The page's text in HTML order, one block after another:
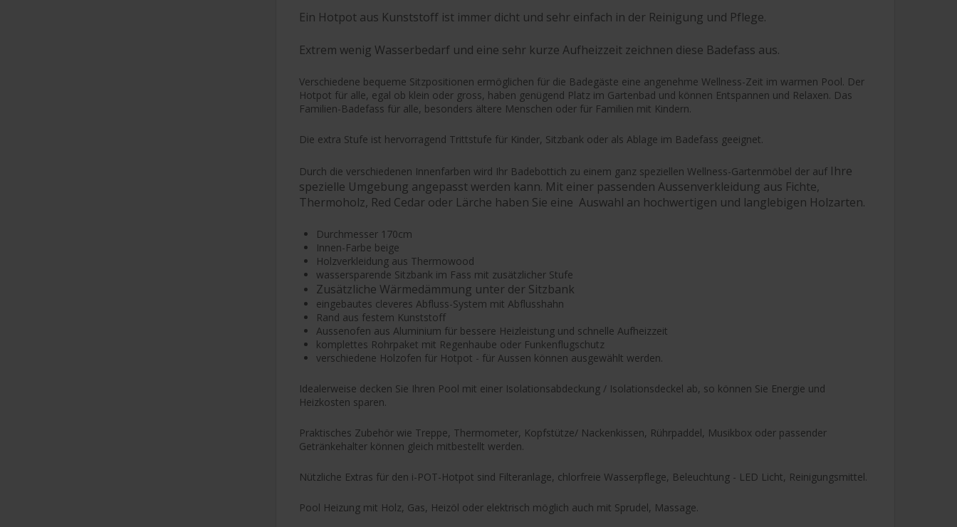
Ein Hotpot aus Kunststoff ist immer dicht und sehr einfach in der Reinigung und Pflege.
Extrem wenig Wasserbedarf und eine sehr kurze Aufheizzeit zeichnen diese Badefass aus.
Verschiedene bequeme Sitzpositionen ermöglichen für die Badegäste eine angenehme Wellness-Zeit im warmen Pool. Der
Hotpot für alle, egal ob klein oder gross, haben genügend Platz im Gartenbad und können Entspannen und Relaxen. Das
Familien-Badefass für alle, besonders ältere Menschen oder für Familien mit Kindern.
Die extra Stufe ist hervorragend Trittstufe für Kinder, Sitzbank oder als Ablage im Badefass geeignet.
Durch die verschiedenen Innenfarben wird Ihr Badebottich zu einem ganz speziellen Wellness-Gartenmöbel der auf Ihre
spezielle Umgebung angepasst werden kann. Mit einer passenden Aussenverkleidung aus Fichte,
Thermoholz, Red Cedar oder Lärche haben Sie eine Auswahl an hochwertigen und langlebigen Holzarten.
Durchmesser 170cm
Innen-Farbe beige
Holzverkleidung aus Thermowood
wassersparende Sitzbank im Fass mit zusätzlicher Stufe
Zusätzliche Wärmedämmung unter der Sitzbank
eingebautes cleveres Abfluss-System mit Abflusshahn
Rand aus festem Kunststoff
Aussenofen aus Aluminium für bessere Heizleistung und schnelle Aufheizzeit
komplettes Rohrpaket mit Regenhaube oder Funkenflugschutz
verschiedene Holzofen für Hotpot - für Aussen können ausgewählt werden.
Idealerweise decken Sie Ihren Pool mit einer Isolationsabdeckung / Isolationsdeckel ab, so können Sie Energie und
Heizkosten sparen.
Praktisches Zubehör wie Treppe, Thermometer, Kopfstütze/ Nackenkissen, Rührpaddel, Musikbox oder passender
Getränkehalter können gleich mitbestellt werden.
Nützliche Extras für den i-POT-Hotpot sind Filteranlage, chlorfreie Wasserpflege, Beleuchtung - LED Licht, Reinigungsmittel.
Pool Heizung mit Holz, Gas, Heizöl oder elektrisch möglich auch mit Sprudel, Massage.